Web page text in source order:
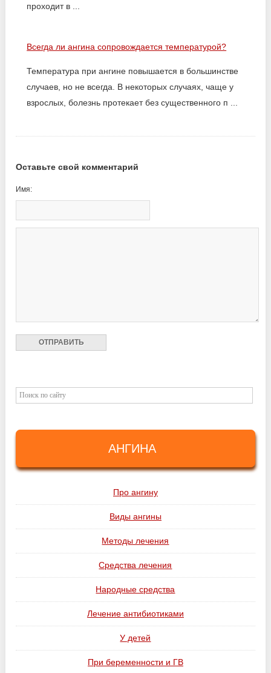
проходит в ...
Всегда ли ангина сопровождается температурой?
Температура при ангине повышается в большинстве
случаев, но не всегда. В некоторых случаях, чаще у
взрослых, болезнь протекает без существенного п ...
Оставьте свой комментарий
Имя:
АНГИНА
Про ангину
Виды ангины
Методы лечения
Средства лечения
Народные средства
Лечение антибиотиками
У детей
При беременности и ГВ